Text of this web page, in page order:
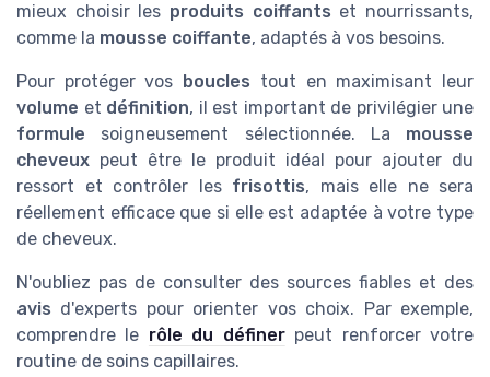
mieux choisir les produits coiffants et nourrissants,
comme la mousse coiffante, adaptés à vos besoins.
Pour protéger vos boucles tout en maximisant leur
volume et définition, il est important de privilégier une
formule soigneusement sélectionnée. La mousse
cheveux peut être le produit idéal pour ajouter du
ressort et contrôler les frisottis, mais elle ne sera
réellement efficace que si elle est adaptée à votre type
de cheveux.
N'oubliez pas de consulter des sources fiables et des
avis d'experts pour orienter vos choix. Par exemple,
comprendre le rôle du définerpeut renforcer votre
routine de soins capillaires.